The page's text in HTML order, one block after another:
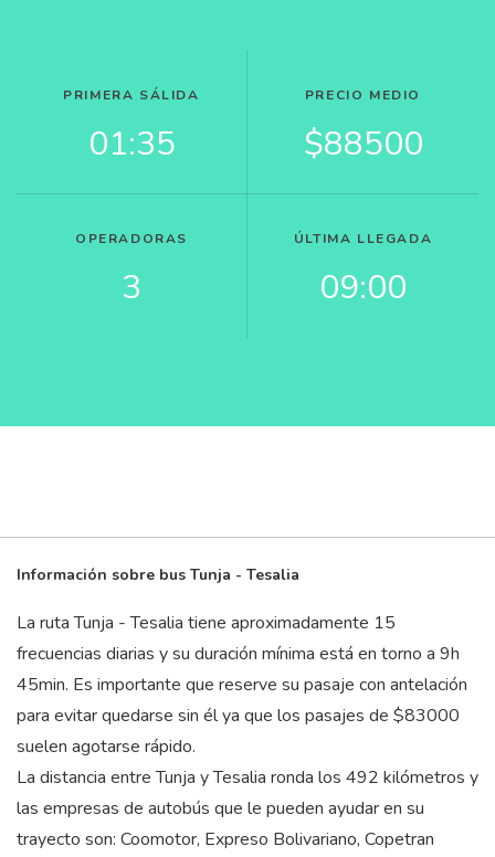
PRIMERA SÁLIDA
01:35
PRECIO MEDIO
$88500
OPERADORAS
3
ÚLTIMA LLEGADA
09:00
Información sobre bus Tunja - Tesalia
La ruta Tunja - Tesalia tiene aproximadamente 15
frecuencias diarias y su duración mínima está en torno a 9h
45min. Es importante que reserve su pasaje con antelación
para evitar quedarse sin él ya que los pasajes de $83000
suelen agotarse rápido.
La distancia entre Tunja y Tesalia ronda los 492 kilómetros y
las empresas de autobús que le pueden ayudar en su
trayecto son: Coomotor, Expreso Bolivariano, Copetran